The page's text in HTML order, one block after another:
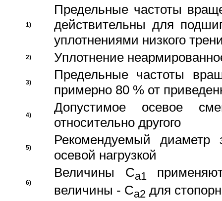
1)
Предельные частоты
действительны для
уплотнениями низкого
2) Уплотнение
3)
Предельные частоты
примерно 80 % от
4)
Допустимое осевое
относительно другого
5)
Рекомендуемый диаметр
осевой нагрузкой
6)
Величины Ca1
величины - Ca2 для